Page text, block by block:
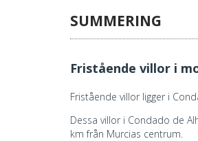
SUMMERING
Fristående villor i
Fristående villor ligger i
Dessa villor i Condado de
km från Murcias centrum.